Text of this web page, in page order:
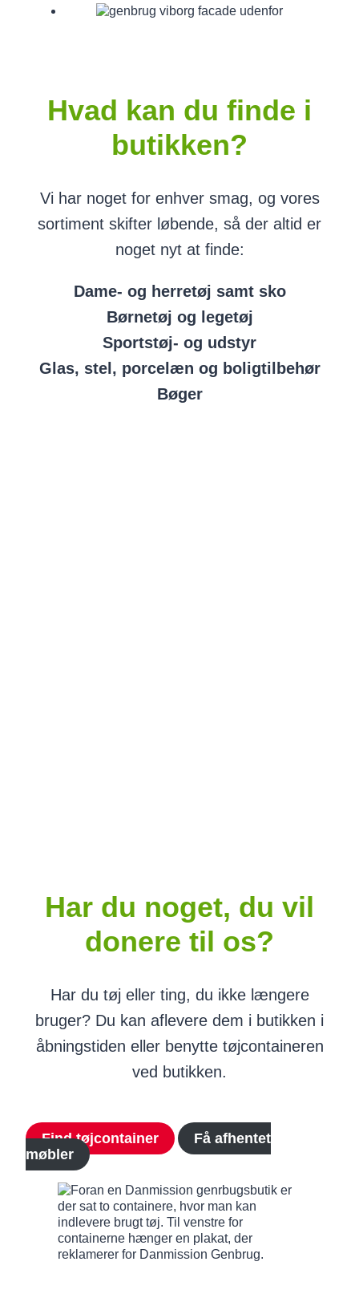
Hvad kan du finde i
butikken?
Vi har noget for enhver smag, og vores
sortiment skifter løbende, så der altid er
noget nyt at finde:
Dame- og herretøj samt sko
Børnetøj og legetøj
Sportstøj- og udstyr
Glas, stel, porcelæn og boligtilbehør
Bøger
Har du noget, du vil
donere til os?
Har du tøj eller ting, du ikke længere
bruger? Du kan aflevere dem i butikken i
åbningstiden eller benytte tøjcontaineren
ved butikken.
Find tøjcontainer
Få afhentet
møbler